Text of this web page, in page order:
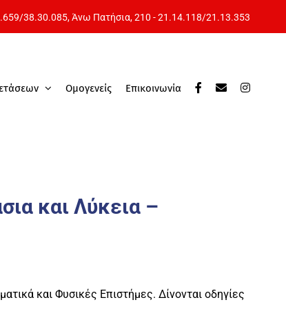
/38.30.085, Άνω Πατήσια,210 - 21.14.118/21.13.353
Ομογενείς Επικοινωνία
και Λύκεια –
και Φυσικές Επιστήμες. Δίνονται οδηγίες